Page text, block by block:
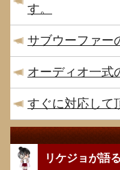
す。
サブウーファー
オーディオ一式
すぐに対応して
リケジョが語